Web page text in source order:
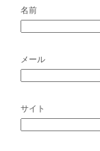
名前
メール
サイト